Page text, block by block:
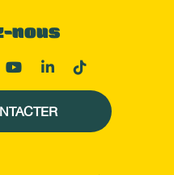
nous